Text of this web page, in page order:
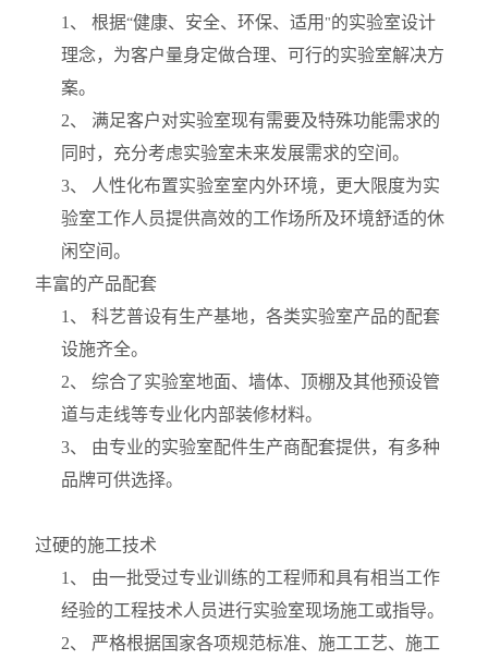
1 、 根据“健康、安全、环保、适用 "的实验室设计
理念，为客户量身定做合理、可行的实验室解决方
案。
2、 满足客户对实验室现有需要及特殊功能需求的
同时，充分考虑实验室未来发展需求的空间。
3、 人性化布置实验室室内外环境，更大限度为实
验室工作人员提供高效的工作场所及环境舒适的休
闲空间。
丰富的产品配套
1 、 科艺普设有生产基地，各类实验室产品的配套
设施齐全。
2、 综合了实验室地面、墙体、顶棚及其他预设管
道与走线等专业化内部装修材料。
3、 由专业的实验室配件生产商配套提供，有多种
品牌可供选择。
过硬的施工技术
1 、 由一批受过专业训练的工程师和具有相当工作
经验的工程技术人员进行实验室现场施工或指导。
2、 严格根据国家各项规范标准、施工工艺、施工